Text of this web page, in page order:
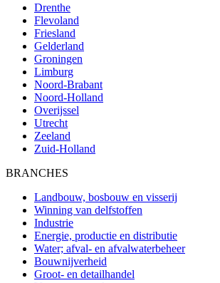
Drenthe
Flevoland
Friesland
Gelderland
Groningen
Limburg
Noord-Brabant
Noord-Holland
Overijssel
Utrecht
Zeeland
Zuid-Holland
BRANCHES
Landbouw, bosbouw en visserij
Winning van delfstoffen
Industrie
Energie, productie en distributie
Water; afval- en afvalwaterbeheer
Bouwnijverheid
Groot- en detailhandel